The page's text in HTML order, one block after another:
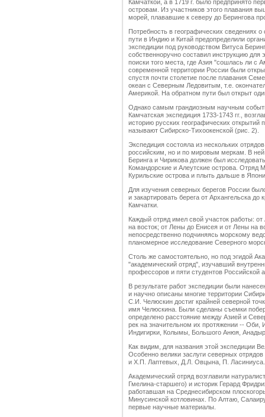
Камчаткой, а в 1719 г. было предпринято
островам. Из участников этого плавания
морей, плававшие к северу до Берингова
Потребность в географических сведениях
пути в Индию и Китай предопределили
экспедиции под руководством Витуса
собственноручно составил инструкцию для
поиски того места, где Азия "сошлась ли с
современной территории России были
спустя почти столетие после плавания
океан с Северным Ледовитым, т.е.
Америкой. На обратном пути был открыт
Однако самым грандиозным научным
Камчатская экспедиция 1733-1743 гг.,
историю русских географических
называют Сибирско-Тихоокенской (рис. 2).
Экспедиция состояла из нескольких
российским, но и по мировым меркам. В ней
Беринга и Чирикова должен был
Командорские и Алеутские острова. Отряд
Курильские острова и плыть дальше в
Для изучения северных берегов России
и закартировать берега от Архангельска
Камчатки.
Каждый отряд имел свой участок работы:
на восток; от Лены до Енисея и от Лены на
непосредственно подчиняясь морскому
планомерное исследование Северного
Столь же самостоятельно, но под эгидой
"академический отряд", изучавший
профессоров и пяти студентов Российской
В результате работ экспедиции были
и научно описаны многие территории
С.И. Челюскин достиг крайней северной
имя Челюскина. Были сделаны съемки
определено расстояние между Азией и
рек на значительном их протяжении --
Индигирки, Колымы, Большого Анюя,
Как видим, для названия этой экспедиции
Особенно велики заслуги северных
и Х.П. Лаптевых, Д.Л. Овцына, П. Ласиниуса.
Академический отряд возглавили
Гмелина-старшего) и историк Герард
работавшая на Среднесибирском
Минусинской котловинах. По Алтаю,
первые научные материалы.